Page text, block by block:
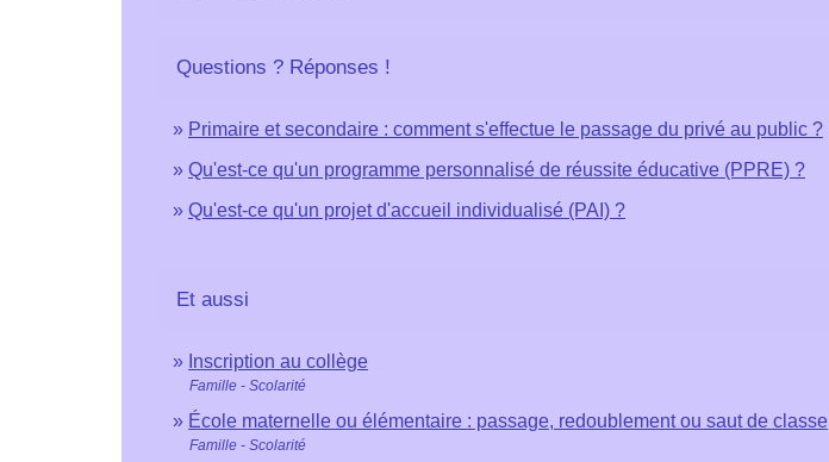
Questions ? Réponses !
Primaire et secondaire : comment s'effectue le passage du privé au public ?
Qu'est-ce qu'un programme personnalisé de réussite éducative (PPRE) ?
Qu'est-ce qu'un projet d'accueil individualisé (PAI) ?
Et aussi
Inscription au collège
Famille - Scolarité
École maternelle ou élémentaire : passage, redoublement ou saut de classe
Famille - Scolarité